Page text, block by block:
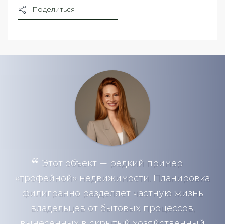
Поделиться
Этот объект — редкий пример
«трофейной» недвижимости. Планировка
филигранно разделяет частную жизнь
владельцев от бытовых процессов,